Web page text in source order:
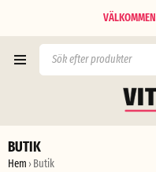
VÄLKOMMEN
BUTIK
Hem › Butik